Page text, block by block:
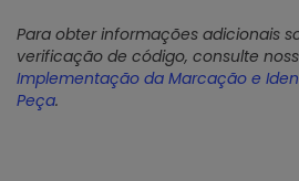
Para obter informações adicionais
verificação de código, consulte
Implementação da Marcação e
Peça.